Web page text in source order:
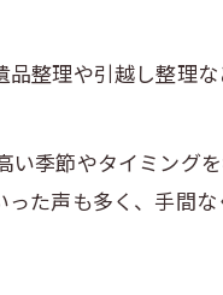
整理や引越し整理
い季節やタイミング
た声も多く、手間